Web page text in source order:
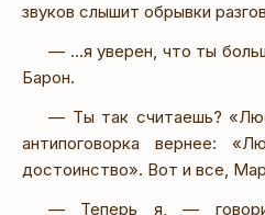
звуков слышит обрывки
— …я уверен, что ты
Барон.
— Ты так считаешь?
антипоговорка вернее:
достоинство». Вот и все,
— Теперь я, —